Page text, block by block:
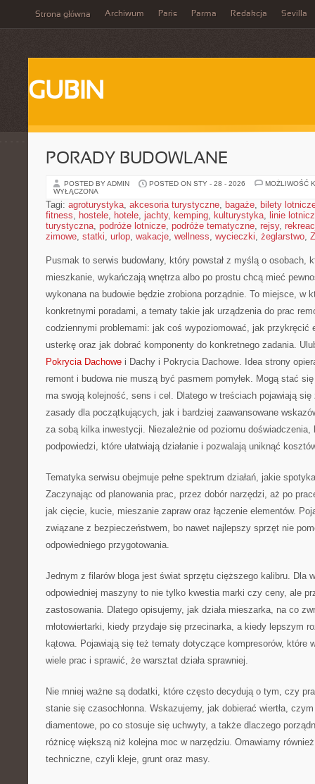
Strona główna Archiwum Paris Parma Redakcja Sevilla
GUBIN
PORADY BUDOWLANE
POSTED BY ADMIN POSTED ON STY - 28 - 2026
MOŻLIWOŚĆ
WYŁĄCZONA
Tagi: agroturystyka, akcesoria turystyczne, bagaże, bilety
fitness, hostele, hotele, jachty, kemping, kulturystyka, linie
turystyczna, podróże lotnicze, podróże tematyczne, rejsy,
zimowe, statki, urlop, wakacje, wellness, wycieczki, żeglarstwo,
Pusmak to serwis budowlany, który powstał z myślą o osobach,
mieszkanie, wykańczają wnętrza albo po prostu chcą mieć
wykonana na budowie będzie zrobiona porządnie. To miejsce, w
konkretnymi poradami, a tematy takie jak urządzenia do prac
codziennymi problemami: jak coś wypoziomować, jak przykręcić
usterkę oraz jak dobrać komponenty do konkretnego zadania.
Pokrycia Dachowe i Dachy i Pokrycia Dachowe. Idea strony
remont i budowa nie muszą być pasmem pomyłek. Mogą stać
ma swoją kolejność, sens i cel. Dlatego w treściach pojawiają się
zasady dla początkujących, jak i bardziej zaawansowane
za sobą kilka inwestycji. Niezależnie od poziomu doświadczenia,
podpowiedzi, które ułatwiają działanie i pozwalają uniknąć
Tematyka serwisu obejmuje pełne spektrum działań, jakie
Zaczynając od planowania prac, przez dobór narzędzi, aż po
jak cięcie, kucie, mieszanie zapraw oraz łączenie elementów.
związane z bezpieczeństwem, bo nawet najlepszy sprzęt nie
odpowiedniego przygotowania.
Jednym z filarów bloga jest świat sprzętu cięższego kalibru. Dla
odpowiedniej maszyny to nie tylko kwestia marki czy ceny, ale
zastosowania. Dlatego opisujemy, jak działa mieszarka, na co
młotowiertarki, kiedy przydaje się przecinarka, a kiedy lepszym
kątowa. Pojawiają się też tematy dotyczące kompresorów, które
wiele prac i sprawić, że warsztat działa sprawniej.
Nie mniej ważne są dodatki, które często decydują o tym, czy
stanie się czasochłonna. Wskazujemy, jak dobierać wiertła,
diamentowe, po co stosuje się uchwyty, a także dlaczego
różnicę większą niż kolejna moc w narzędziu. Omawiamy
techniczne, czyli kleje, grunt oraz masy.